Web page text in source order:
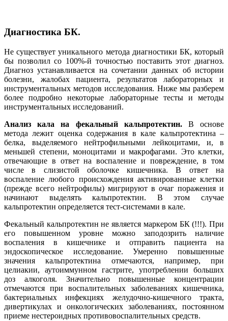
Диагностика БК.
Не существует уникального метода диагностики БК, который
бы позволил со 100%-й точностью поставить этот диагноз.
Диагноз устанавливается на сочетании данных об истории
болезни, жалобах пациента, результатов лабораторных и
инструментальных методов исследования. Ниже мы разберем
более подробно некоторые лабораторные тесты и методы
инструментальных исследований.
Анализ кала на фекальный кальпротектин.В основе
метода лежит оценка содержания в кале кальпротектина –
белка, выделяемого нейтрофильными лейкоцитами, и, в
меньшей степени, моноцитами и макрофагами. Это клетки,
отвечающие в ответ на воспаление и повреждение, в том
числе в слизистой оболочке кишечника. В ответ на
воспаление любого происхождения активированные клетки
(прежде всего нейтрофилы) мигрируют в очаг поражения и
начинают выделять кальпротектин. В этом случае
кальпротектин определяется тест-системами в кале.
Фекальный кальпротектин не является маркером БК (!!!). При
его повышенном уровне можно заподозрить наличие
воспаления в кишечнике и отправить пациента на
эндоскопическое исследование. Умеренно повышенные
значения кальпротектина отмечаются, например, при
целиакии, аутоиммунном гастрите, употреблении больших
доз алкоголя. Значительно повышенные концентрации
отмечаются при воспалительных заболеваниях кишечника,
бактериальных инфекциях желудочно-кишечного тракта,
дивертикулах и онкологических заболеваниях, постоянном
приеме нестероидных противовоспалительных средств.